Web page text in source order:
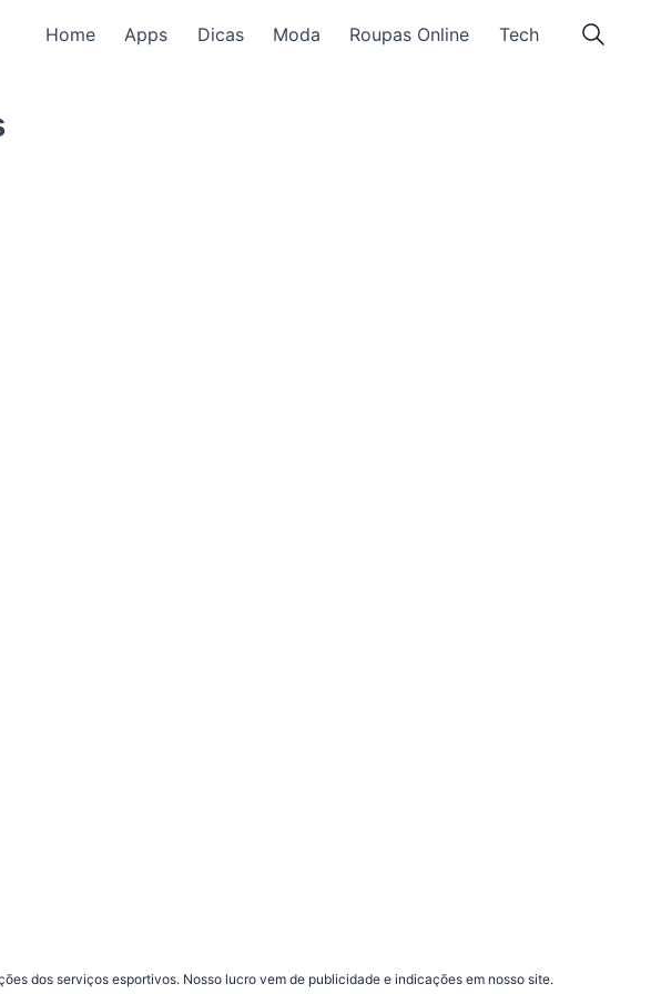
Home Apps Dicas Moda Roupas Online Tech
dos serviços esportivos. Nosso lucro vem de publicidade e indicações em nosso site.